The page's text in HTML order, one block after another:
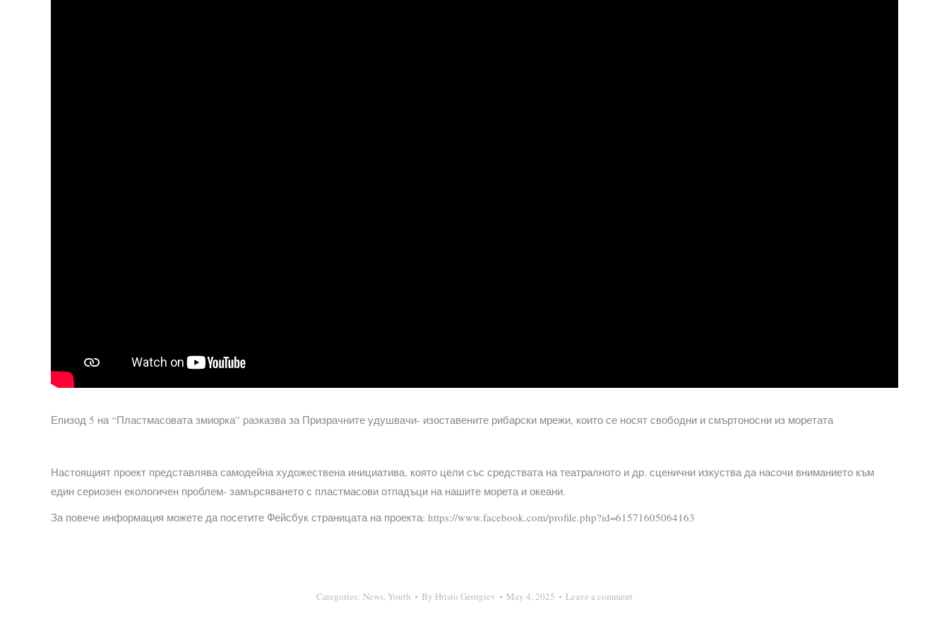
Епизод 5 на “Пластмасовата змиорка” разказва за Призрачните удушвачи- изоставените рибарски мрежи, които се носят свободни и смъртоносни из моретата
Настоящият проект представлява самодейна художествена инициатива, която цели със средствата на театралното и др. сценични изкуства да насочи вниманието към
един сериозен екологичен проблем- замърсяването с пластмасови отпадъци на нашите морета и океани.
За повече информация можете да посетите Фейсбук страницата на проекта: https://www.facebook.com/profile.php?id=61571605064163
Categories: News, Youth By Hristo Georgiev May 4, 2025 Leave a comment